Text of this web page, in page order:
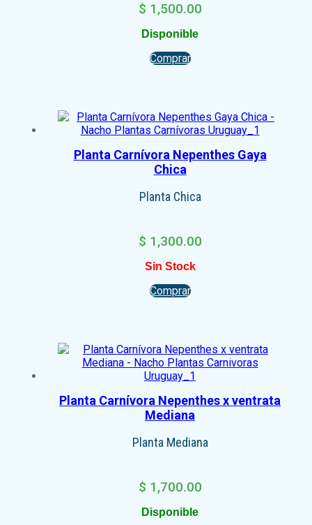
$ 1,500.00
Disponible
Comprar
Planta Carnívora Nepenthes Gaya
Chica
Planta Chica
$ 1,300.00
Sin Stock
Comprar
Planta Carnívora Nepenthes x ventrata
Mediana
Planta Mediana
$ 1,700.00
Disponible